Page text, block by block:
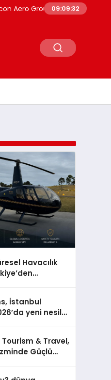
Group, Küresel Havacılık
09:09:33
Havacılık
İstanbul
yeni nesil
& Travel,
Güçlü